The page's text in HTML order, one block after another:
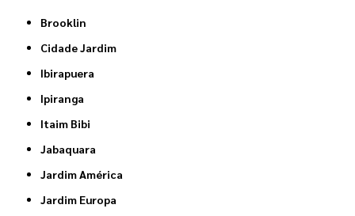
Brooklin
Cidade Jardim
Ibirapuera
Ipiranga
Itaim Bibi
Jabaquara
Jardim América
Jardim Europa